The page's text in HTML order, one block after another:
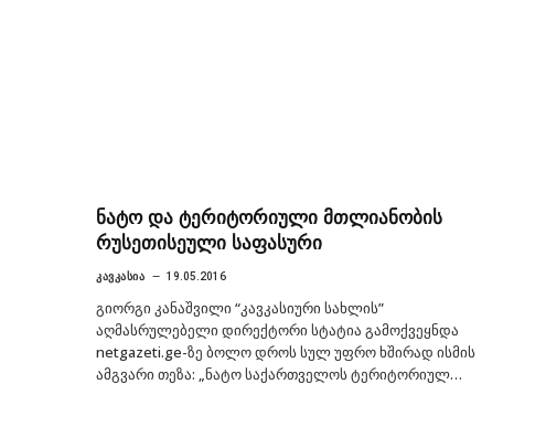
ნატო და ტერიტორიული მთლიანობის
რუსეთისეული საფასური
ᲙᲐᲕᲙᲐᲡᲘᲐ 19.05.2016
გიორგი კანაშვილი “კავკასიური სახლის”
აღმასრულებელი დირექტორი სტატია გამოქვეყნდა
netgazeti.ge-ზე ბოლო დროს სულ უფრო ხშირად ისმის
ამგვარი თეზა: „ნატო საქართველოს ტერიტორიულ…